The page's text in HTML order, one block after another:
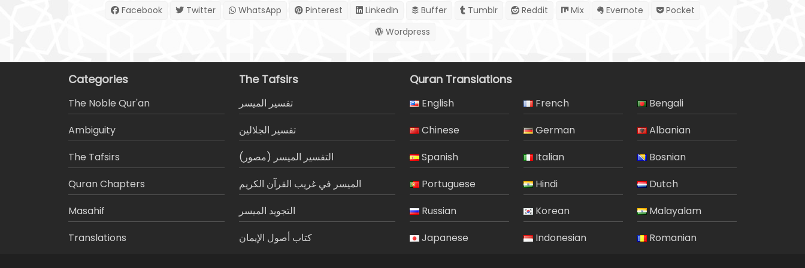
Facebook Twitter WhatsApp Pinterest LinkedIn Buffer Tumblr Reddit Mix Evernote
Pocket
Wordpress
Categories
The Noble Qur'an
Ambiguity
The Tafsirs
َQuran Chapters
Masahif
Translations
The Tafsirs
تفسير المیسر
تفسير الجلالين
التفسير الميسر (مصور)
الميسر في غريب القرآن الكريم
التجويد الميسر
كتاب أصول الإيمان
Quran Translations
English
Chinese
Spanish
Portuguese
Russian
Japanese
French
German
Italian
Hindi
Korean
Indonesian
Bengali
Albanian
Bosnian
Dutch
Malayalam
Romanian